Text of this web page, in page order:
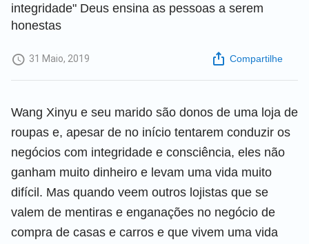
integridade" Deus ensina as pessoas a serem
honestas
31 Maio, 2019 Compartilhe
Wang Xinyu e seu marido são donos de uma loja de
roupas e, apesar de no início tentarem conduzir os
negócios com integridade e consciência, eles não
ganham muito dinheiro e levam uma vida muito
difícil. Mas quando veem outros lojistas que se
valem de mentiras e enganações no negócio de
compra de casas e carros e que vivem uma vida